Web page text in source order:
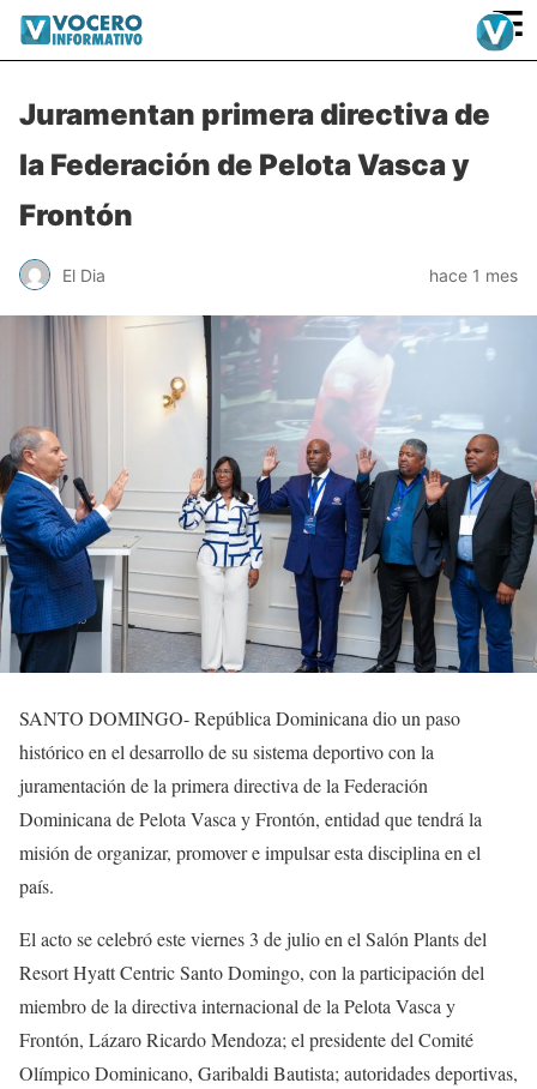
≡
Juramentan primera directiva de
la Federación de Pelota Vasca y
Frontón
El Dia hace 1 mes
SANTO DOMINGO- República Dominicana dio un paso
histórico en el desarrollo de su sistema deportivo con la
juramentación de la primera directiva de la Federación
Dominicana de Pelota Vasca y Frontón, entidad que tendrá la
misión de organizar, promover e impulsar esta disciplina en el
país.
El acto se celebró este viernes 3 de julio en el Salón Plants del
Resort Hyatt Centric Santo Domingo, con la participación del
miembro de la directiva internacional de la Pelota Vasca y
Frontón, Lázaro Ricardo Mendoza; el presidente del Comité
Olímpico Dominicano, Garibaldi Bautista; autoridades deportivas,